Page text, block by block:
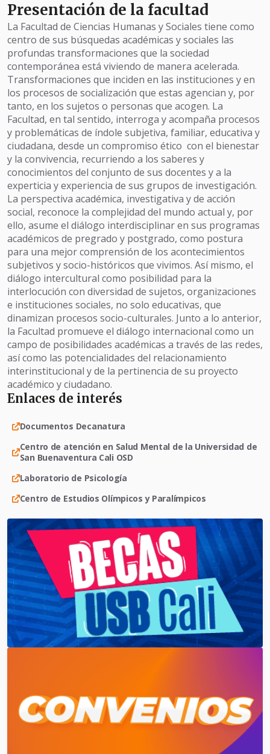
Presentación de la facultad
La Facultad de Ciencias Humanas y Sociales tiene como
centro de sus búsquedas académicas y sociales las
profundas transformaciones que la sociedad
contemporánea está viviendo de manera acelerada.
Transformaciones que inciden en las instituciones y en
los procesos de socialización que estas agencian y, por
tanto, en los sujetos o personas que acogen. La
Facultad, en tal sentido, interroga y acompaña procesos
y problemáticas de índole subjetiva, familiar, educativa y
ciudadana, desde un compromiso ético con el bienestar
y la convivencia, recurriendo a los saberes y
conocimientos del conjunto de sus docentes y a la
experticia y experiencia de sus grupos de investigación.
La perspectiva académica, investigativa y de acción
social, reconoce la complejidad del mundo actual y, por
ello, asume el diálogo interdisciplinar en sus programas
académicos de pregrado y postgrado, como postura
para una mejor comprensión de los acontecimientos
subjetivos y socio-históricos que vivimos. Así mismo, el
diálogo intercultural como posibilidad para la
interlocución con diversidad de sujetos, organizaciones
e instituciones sociales, no solo educativas, que
dinamizan procesos socio-culturales. Junto a lo anterior,
la Facultad promueve el diálogo internacional como un
campo de posibilidades académicas a través de las redes,
así como las potencialidades del relacionamiento
interinstitucional y de la pertinencia de su proyecto
académico y ciudadano.
Enlaces de interés
Documentos Decanatura
Centro de atención en Salud Mental de la Universidad de
San Buenaventura Cali OSD
Laboratorio de Psicología
Centro de Estudios Olímpicos y Paralímpicos